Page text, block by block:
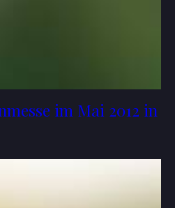
im Mai 2012 in